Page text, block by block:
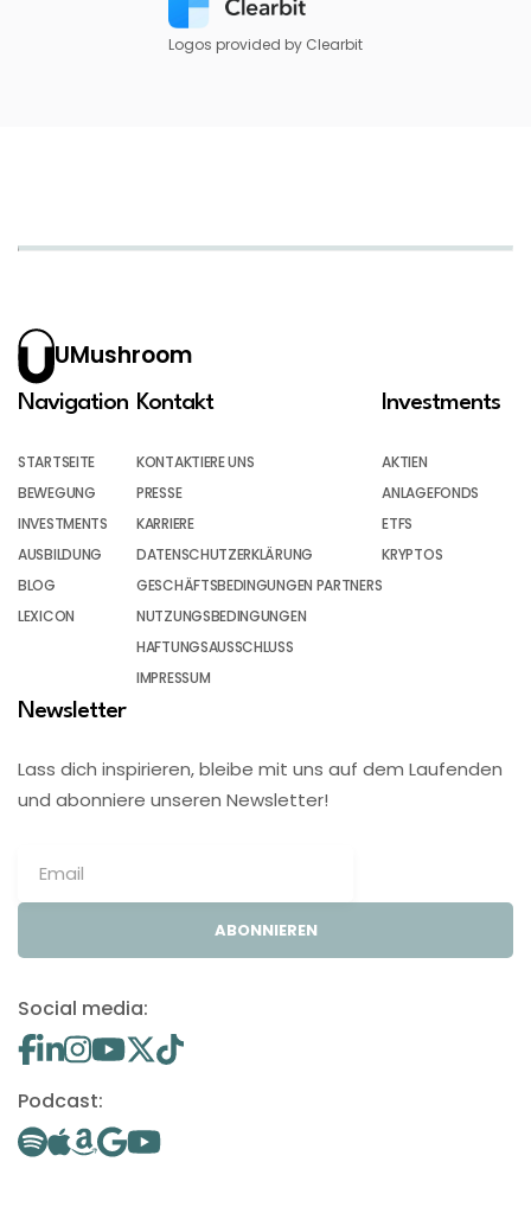
Logos provided by Clearbit
UMushroom
Navigation
STARTSEITE
BEWEGUNG
INVESTMENTS
AUSBILDUNG
BLOG
LEXICON
Kontakt
KONTAKTIERE UNS
PRESSE
KARRIERE
DATENSCHUTZERKLÄRUNG
GESCHÄFTSBEDINGUNGEN PARTNERS
NUTZUNGSBEDINGUNGEN
HAFTUNGSAUSSCHLUSS
IMPRESSUM
Investments
AKTIEN
ANLAGEFONDS
ETFS
KRYPTOS
Newsletter
Lass dich inspirieren, bleibe mit uns auf dem Laufenden
und abonniere unseren Newsletter!
ABONNIEREN
Social media:
Podcast: